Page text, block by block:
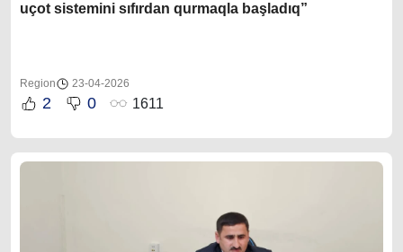
uçot sistemini sıfırdan qurmaqla başladıq”
Region 23-04-2026
2 0 1611